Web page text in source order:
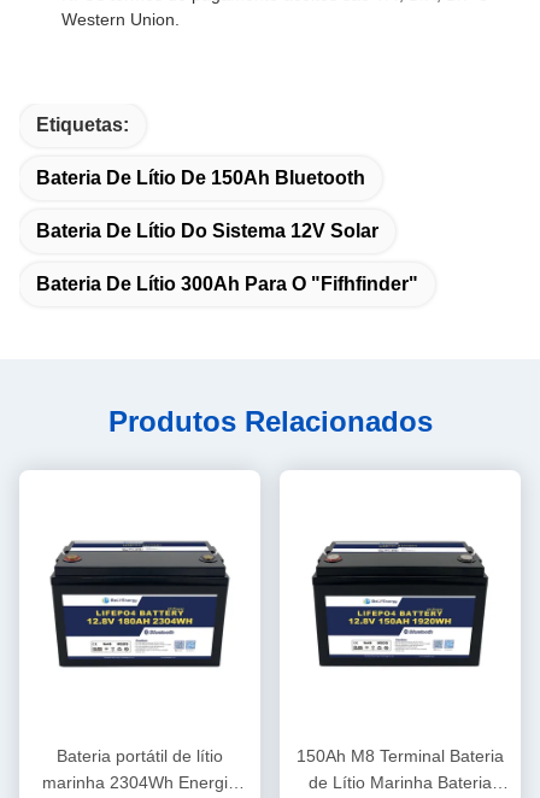
Western Union.
Etiquetas:
Bateria De Lítio De 150Ah Bluetooth
Bateria De Lítio Do Sistema 12V Solar
Bateria De Lítio 300Ah Para O "fifhfinder"
Produtos Relacionados
Bateria portátil de lítio
marinha 2304Wh Energia
150Ah M8 Terminal Bateria
de Lítio Marinha Bateria